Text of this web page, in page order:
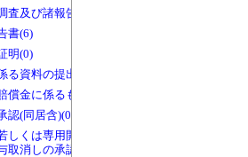
査及び諸報告(286)
書(6)
明(0)
る資料の提出(3)
償金に係るもの(0)
認(同居含)(0)
しくは専用開始の延期の
取消しの承認(0)